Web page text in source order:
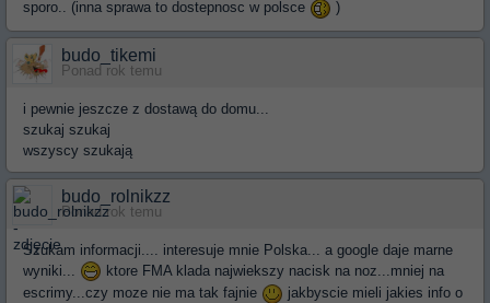
sporo.. (inna sprawa to dostepnosc w polsce
)
budo_tikemi
Ponad rok temu
i pewnie jeszcze z dostawą do domu...
szukaj szukaj
wszyscy szukają
budo_rolnikzz
Ponad rok temu
Szukam informacji.... interesuje mnie Polska... a google daje marne
wyniki...
ktore FMA klada najwiekszy nacisk na noz...mniej na
escrimy...czy moze nie ma tak fajnie
jakbyscie mieli jakies info o